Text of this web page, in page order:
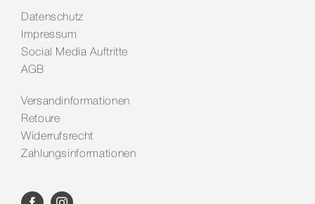
Datenschutz
Impressum
Social Media Auftritte
AGB
Versandinformationen
Retoure
Widerrufsrecht
Zahlungsinformationen